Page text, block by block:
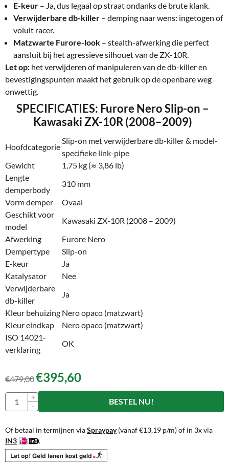
E-keur – Ja, dus legaal op straat ondanks de brute klank.
Verwijderbare db-killer – demping naar wens: ingetogen of
voluit racer.
Matzwarte Furore-look – stealth-afwerking die perfect
aansluit bij het agressieve silhouet van de ZX-10R.
Let op: het verwijderen of manipuleren van de db-killer en
bevestigingspunten maakt het gebruik op de openbare weg
onwettig.
SPECIFICATIES: Furore Nero Slip-on –
Kawasaki ZX-10R (2008–2009)
Hoofdcategorie
Slip-on met verwijderbare db-killer & model-
specifieke link-pipe
Gewicht
1,75 kg (≈ 3,86 lb)
Lengte
demperbody
310 mm
Vorm demper
Ovaal
Geschikt voor
model
Kawasaki ZX-10R (2008 – 2009)
Afwerking
Furore Nero
Dempertype
Slip-on
E-keur
Ja
Katalysator
Nee
Verwijderbare
db-killer
Ja
Kleur behuizing Nero opaco (matzwart)
Kleur eindkap
Nero opaco (matzwart)
ISO 14021-
verklaring
OK
€479,00€395,60
Aantal
+
-
BESTEL NU!
Of betaal in termijnen viaSpraypay(vanaf€13,19 p/m) of in 3x via
IN3
.